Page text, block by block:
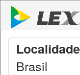
Localidade
Brasil